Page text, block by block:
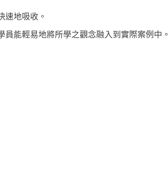
速地吸收。
員能輕易地將所學之觀念融入到實際案例中。